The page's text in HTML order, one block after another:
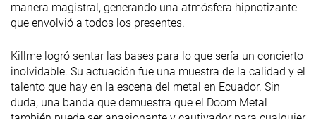
manera magistral, generando una atmósfera hipnotizante
que envolvió a todos los presentes.
Killme logró sentar las bases para lo que sería un concierto
inolvidable. Su actuación fue una muestra de la calidad y el
talento que hay en la escena del metal en Ecuador. Sin
duda, una banda que demuestra que el Doom Metal